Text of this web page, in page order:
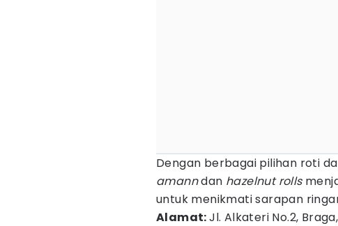
Dengan berbagai pilihan roti
amanndan hazelnut rolls
untuk menikmati sarapan
Alamat:Jl. Alkateri No.2,